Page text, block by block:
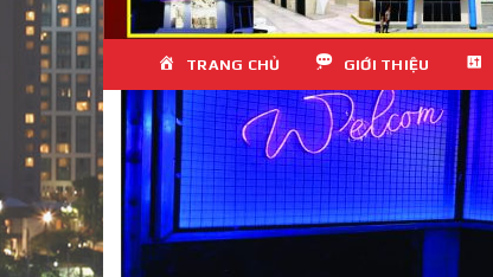
Skip
content
TRANG CHỦ GIỚI THIỆU